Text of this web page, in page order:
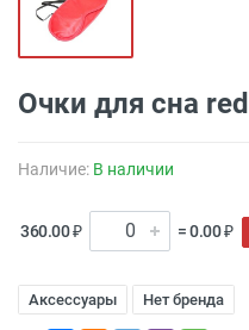
Очки для сна red
Наличие: В наличии
360.00 ₽ = 0.00 ₽
Аксессуары Нет бренда